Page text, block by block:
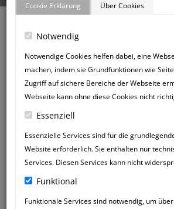
Cookie Erklärung Über Cookies
Notwendig
Notwendige Cookies helfen dabei, eine
machen, indem sie Grundfunktionen wie
Zugriff auf sichere Bereiche der Webseite
Webseite kann ohne diese Cookies nicht
Essenziell
Essenzielle Services sind für die
Website erforderlich. Sie enthalten nur
Services. Diesen Services kann nicht
Funktional
Funktionale Services sind notwendig, um
NEUER
Zurück zum Gästebuch